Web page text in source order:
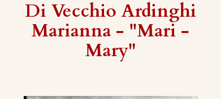
Di Vecchio Ardinghi
Marianna - "Mari -
Mary"